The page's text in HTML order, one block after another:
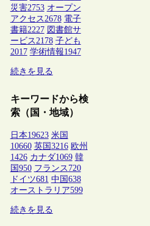
災害2753 オープン
アクセス 2678 電子
書籍2227 図書館サ
ービス 2178 子ども
2017 学術情報1947
続きを見る
キーワードから検
索（国・地域）
日本19623 米国
10660 英国3216 欧州
1426 カナダ1069 韓
国950 フランス 720
ドイツ681 中国638
オーストラリア599
続きを見る